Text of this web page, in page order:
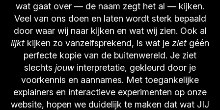
wat gaat over — de naam zegt het al — kijken.
Veel van ons doen en laten wordt sterk bepaald
door waar wij naar kijken en wat wij zien. Ook al
lijkt kijken zo vanzelfsprekend, is wat je ziet géén
perfecte kopie van de buitenwereld. Je ziet
slechts jouw interpretatie, gekleurd door je
voorkennis en aannames. Met toegankelijke
explainers en interactieve experimenten op onze
website, hopen we duidelijk te maken dat wat JIJ